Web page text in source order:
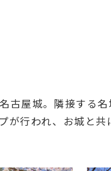
古屋城。隣接する
が行われ、お城と